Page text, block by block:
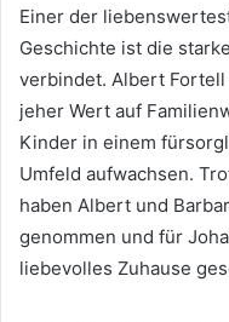
Einer der
Geschichte ist die
verbindet. Albert
jeher Wert auf
Kinder in einem
Umfeld aufwachsen.
haben Albert und
genommen und für
liebevolles Zuhause